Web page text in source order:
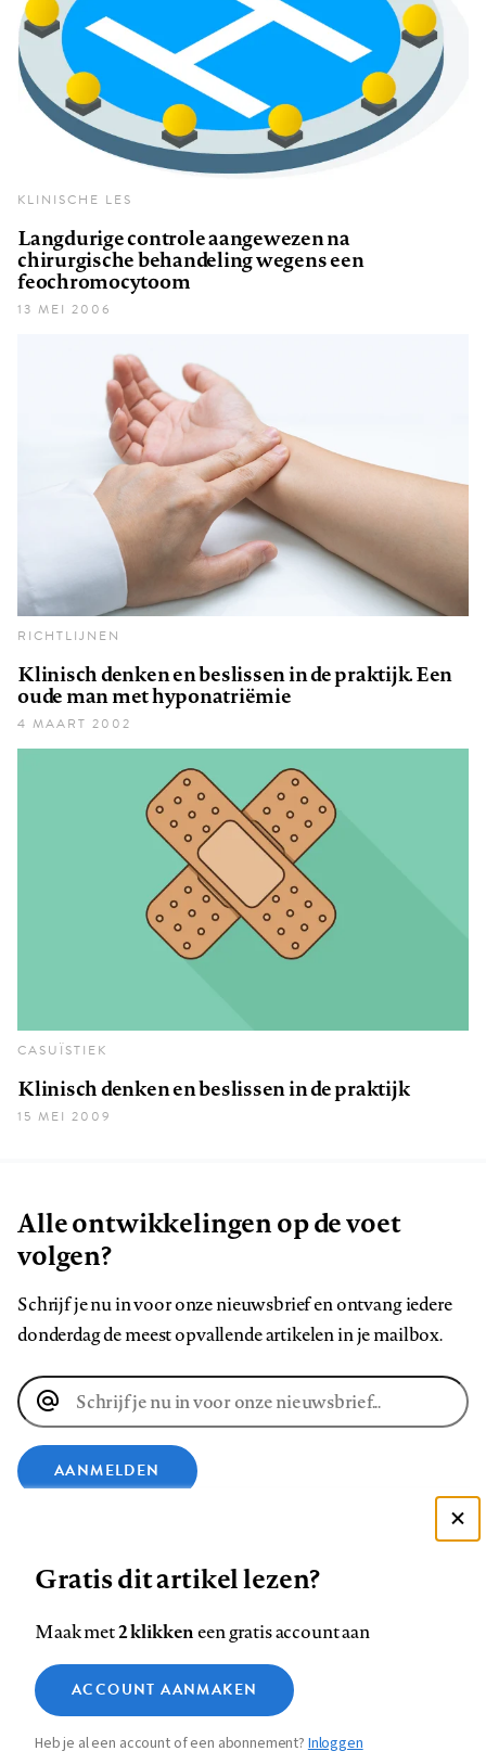
KLINISCHE LES
Langdurige controle aangewezen na
chirurgische behandeling wegens een
feochromocytoom
13 MEI 2006
RICHTLIJNEN
Klinisch denken en beslissen in de praktijk. Een
oude man met hyponatriëmie
4 MAART 2002
CASUÏSTIEK
Klinisch denken en beslissen in de praktijk
15 MEI 2009
Alle ontwikkelingen op de voet
volgen?
Schrijf je nu in voor onze nieuwsbrief en ontvang iedere
donderdag de meest opvallende artikelen in je mailbox.
E-
mailadres
AANMELDEN
ons
op
Facebook
ons
ons
ons
Instagram
ons
YouTube
ons
Footer
Contact Colofon Disclaimer Privacy
Medische vragen verdienen
betrouwbare antwoorden
Zie onze cookie policy
Analytische cookies
Marketing cookies
Gratis dit artikel lezen?
Maak met2 klikkeneen gratis account aan
ACCOUNT AANMAKEN
Heb je al een account of een abonnement?Inloggen